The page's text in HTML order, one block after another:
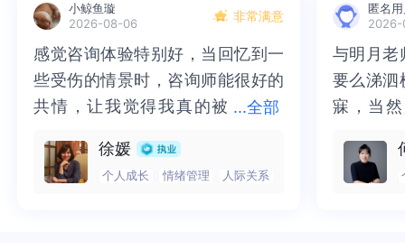
中国有句古话，“龙生龙，凤生凤，老鼠的儿子会打洞”。意
思就是说，如果父母牛逼，那么孩子大概率也会躺着牛
真的是这样吗？英国著名生物学家高尔顿，对此提出了质
小鲸鱼璇
2026-08-06
非常满意
...全部
感觉咨询体验特别好，当回忆到一
些受伤的情景时，咨询师能很好的
共情，让我觉得我真的被
一部分未处理的情绪被注意到了，
而且当咨询师准确说出我当时的情
感觉咨询体验特别好，当回忆到一
些受伤的情景时，咨询师能很好的
共情，让我觉得我真的被抱住了。
处理的情绪被注意到了，而且当咨
询师准确说出我当时的情绪，我感
徐媛
个人成长 情绪管理 人际关系
匿名
2026-
与明月老
要么涕泗
寐，当
来，觉
再困于
与明月老
要么涕泗
寐，当然
不必再
梏，更